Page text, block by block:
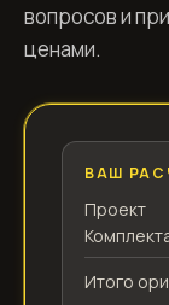
вопросов и
ценами.
ВАШ
Проект
Итого